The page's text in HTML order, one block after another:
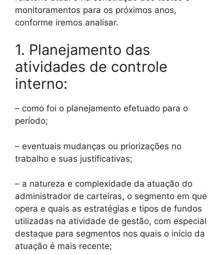
monitoramentos para os próximos anos,
conforme iremos analisar.
1. Planejamento das
atividades de controle
interno:
– como foi o planejamento efetuado para o
período;
– eventuais mudanças ou priorizações no
trabalho e suas justificativas;
– a natureza e complexidade da atuação do
administrador de carteiras, o segmento em que
opera e quais as estratégias e tipos de fundos
utilizadas na atividade de gestão, com especial
destaque para segmentos nos quais o início da
atuação é mais recente;